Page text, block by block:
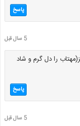
پاسخ
5 سال قبل
را دل گرم و شاد
پاسخ
5 سال قبل